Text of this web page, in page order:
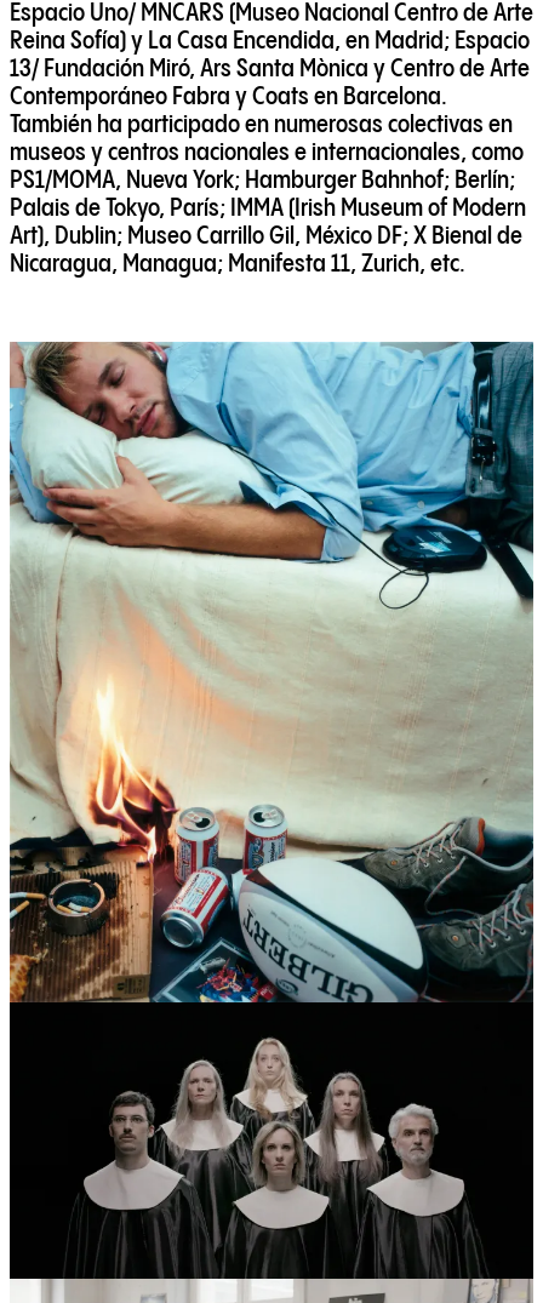
Espacio Uno/ MNCARS (Museo Nacional Centro de Arte
Reina Sofía) y La Casa Encendida, en Madrid; Espacio
13/ Fundación Miró, Ars Santa Mònica y Centro de Arte
Contemporáneo Fabra y Coats en Barcelona.
También ha participado en numerosas colectivas en
museos y centros nacionales e internacionales, como
PS1/MOMA, Nueva York; Hamburger Bahnhof; Berlín;
Palais de Tokyo, París; IMMA (Irish Museum of Modern
Art), Dublin; Museo Carrillo Gil, México DF; X Bienal de
Nicaragua, Managua; Manifesta 11, Zurich, etc.